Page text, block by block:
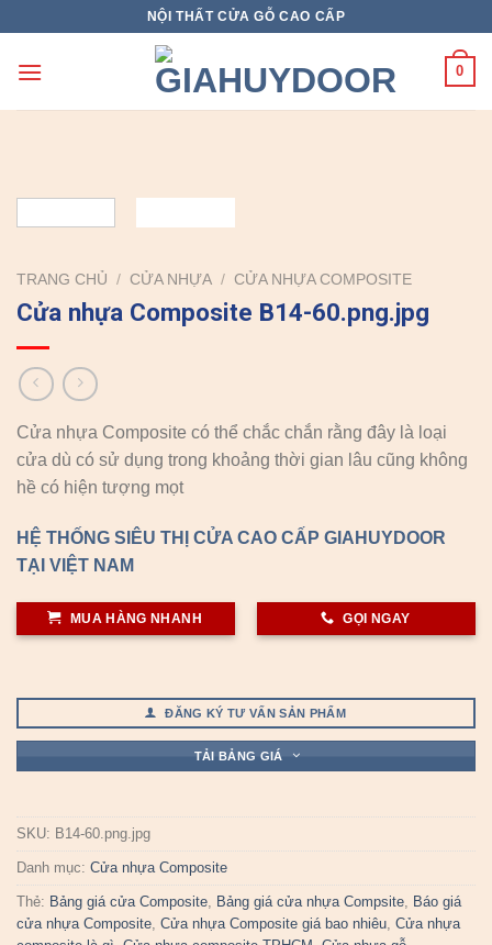
content
NỘI THẤT CỬA GỖ CAO CẤP
0
TRANG CHỦ / CỬA NHỰA / CỬA NHỰA COMPOSITE
Cửa nhựa Composite B14-60.png.jpg
Cửa nhựa Composite có thể chắc chắn rằng đây là loại
cửa dù có sử dụng trong khoảng thời gian lâu cũng không
hề có hiện tượng mọt
HỆ THỐNG SIÊU THỊ CỬA CAO CẤP GIAHUYDOOR
TẠI VIỆT NAM
MUA HÀNG NHANH GỌI NGAY
ĐĂNG KÝ TƯ VẤN SẢN PHẨM
TẢI BẢNG GIÁ
SKU: B14-60.png.jpg
Danh mục: Cửa nhựa Composite
Thẻ: Bảng giá cửa Composite, Bảng giá cửa nhựa Compsite, Báo giá
cửa nhựa Composite, Cửa nhựa Composite giá bao nhiêu, Cửa nhựa